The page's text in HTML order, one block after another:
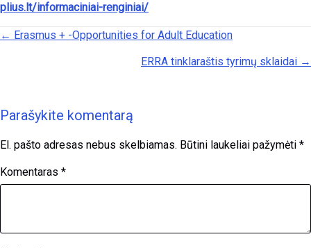
plius.lt/informaciniai-renginiai/
Posts navigation
← Erasmus + -Opportunities for Adult Education
ERRA tinklaraštis tyrimų sklaidai →
Parašykite komentarą
El. pašto adresas nebus skelbiamas. Būtini laukeliai pažymėti *
Komentaras *